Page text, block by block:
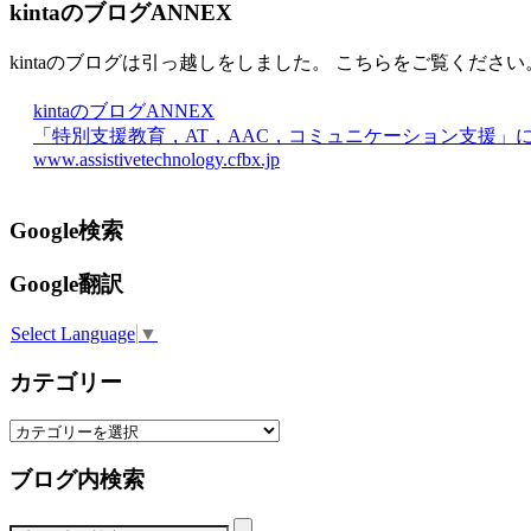
kintaのブログANNEX
kintaのブログは引っ越しをしました。 こちらをご覧ください
kintaのブログANNEX
「特別支援教育，AT，AAC，コミュニケーション支援」
www.assistivetechnology.cfbx.jp
Google検索
Google翻訳
Select Language ▼
カテゴリー
カ
ゴ
ブログ内検索